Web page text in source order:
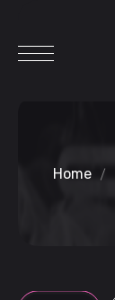
Home